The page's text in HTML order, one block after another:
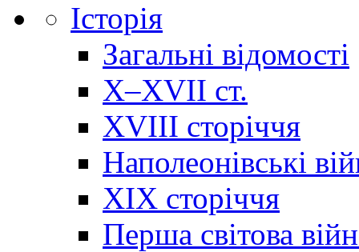
Історія
Загальні відомості
X–XVII ст.
XVIII сторіччя
Наполеонівські
XIX сторіччя
Перша світова